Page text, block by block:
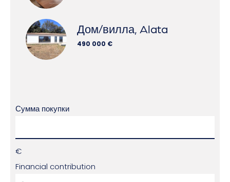
Дом/вилла, Alata
490 000 €
Сумма покупки
€
Financial contribution